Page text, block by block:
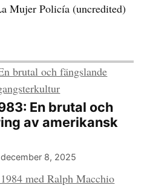
Mujer Policía (uncredited)
En brutal och
av amerikansk
december 8, 2025